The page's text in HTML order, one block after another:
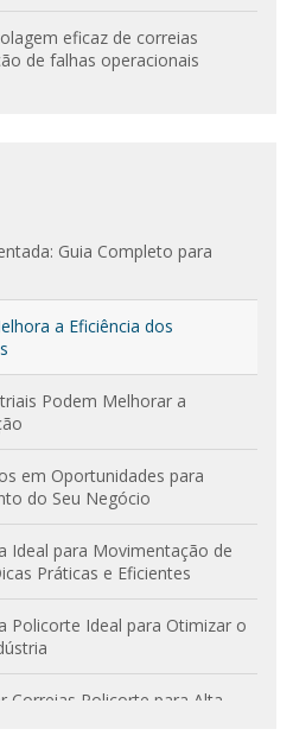
eficaz de correias
de falhas operacionais
Guia Completo para
a Eficiência dos
Podem Melhorar a
em Oportunidades para
do Seu Negócio
Ideal para Movimentação de
Práticas e Eficientes
Policorte Ideal para Otimizar o
Correias Policorte para Alta